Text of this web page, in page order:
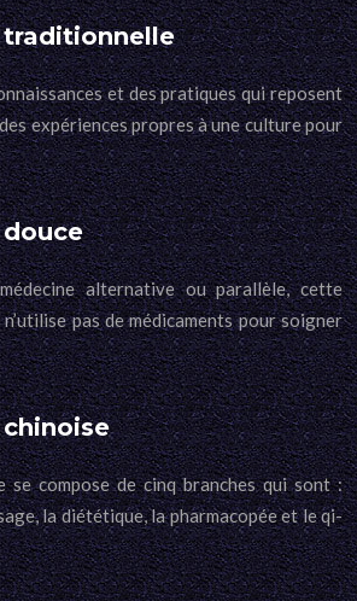
et des pratiques qui reposent
expériences propres à une culture pour
alternative ou parallèle, cette
pas de médicaments pour soigner
se compose de cinq branches qui sont :
la diététique, la pharmacopée et le qi-